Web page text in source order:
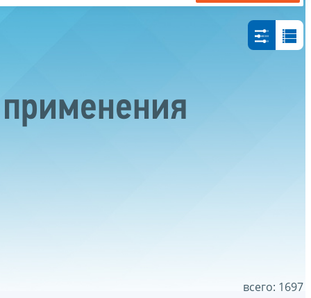
всего: 1697